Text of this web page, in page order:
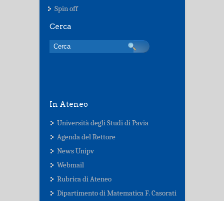
Spin off
Cerca
In Ateneo
Università degli Studi di Pavia
Agenda del Rettore
News Unipv
Webmail
Rubrica di Ateneo
Dipartimento di Matematica F. Casorati